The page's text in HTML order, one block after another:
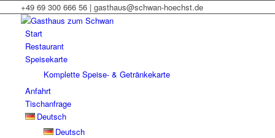
+49 69 300 666 56 | gasthaus@schwan-hoechst.de
Start
Restaurant
Speisekarte
Komplette Speise- & Getränkekarte
Anfahrt
Tischanfrage
Deutsch
Deutsch